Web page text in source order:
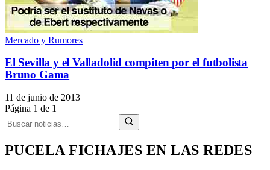
Mercado y Rumores
El Sevilla y el Valladolid compiten por el futbolista
Bruno Gama
11 de junio de 2013
Página 1 de 1
PUCELA FICHAJES EN LAS REDES